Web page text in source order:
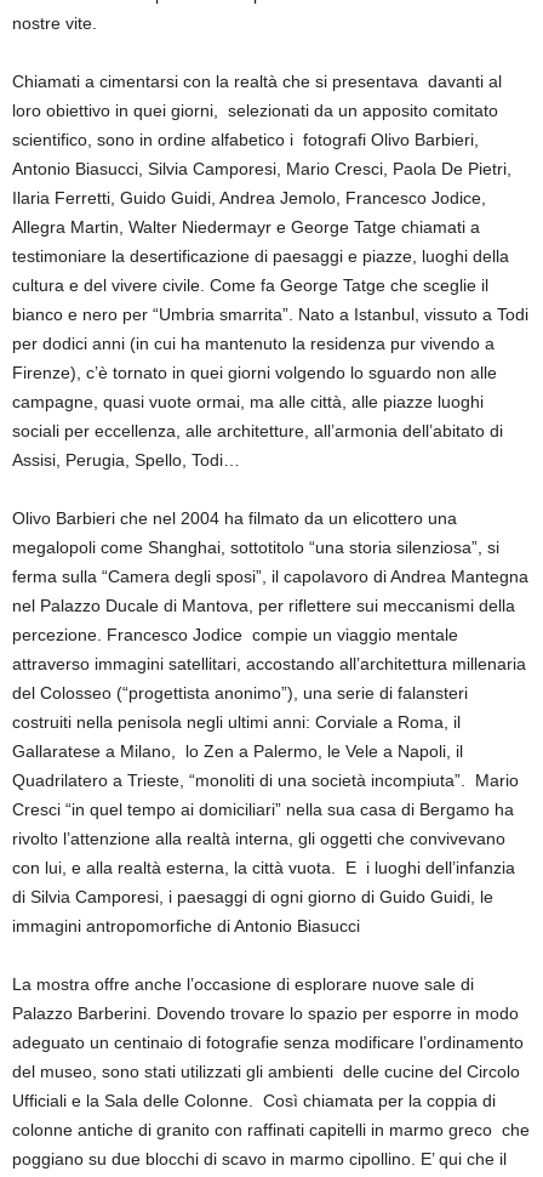
nostre vite.
Chiamati a cimentarsi con la realtà che si presentava davanti al
loro obiettivo in quei giorni, selezionati da un apposito comitato
scientifico, sono in ordine alfabetico i fotografi Olivo Barbieri,
Antonio Biasucci, Silvia Camporesi, Mario Cresci, Paola De Pietri,
Ilaria Ferretti, Guido Guidi, Andrea Jemolo, Francesco Jodice,
Allegra Martin, Walter Niedermayr e George Tatge chiamati a
testimoniare la desertificazione di paesaggi e piazze, luoghi della
cultura e del vivere civile. Come fa George Tatge che sceglie il
bianco e nero per “Umbria smarrita”. Nato a Istanbul, vissuto a Todi
per dodici anni (in cui ha mantenuto la residenza pur vivendo a
Firenze), c’è tornato in quei giorni volgendo lo sguardo non alle
campagne, quasi vuote ormai, ma alle città, alle piazze luoghi
sociali per eccellenza, alle architetture, all’armonia dell’abitato di
Assisi, Perugia, Spello, Todi…
Olivo Barbieri che nel 2004 ha filmato da un elicottero una
megalopoli come Shanghai, sottotitolo “una storia silenziosa”, si
ferma sulla “Camera degli sposi”, il capolavoro di Andrea Mantegna
nel Palazzo Ducale di Mantova, per riflettere sui meccanismi della
percezione. Francesco Jodice compie un viaggio mentale
attraverso immagini satellitari, accostando all’architettura millenaria
del Colosseo (“progettista anonimo”), una serie di falansteri
costruiti nella penisola negli ultimi anni: Corviale a Roma, il
Gallaratese a Milano, lo Zen a Palermo, le Vele a Napoli, il
Quadrilatero a Trieste, “monoliti di una società incompiuta”. Mario
Cresci “in quel tempo ai domiciliari” nella sua casa di Bergamo ha
rivolto l’attenzione alla realtà interna, gli oggetti che convivevano
con lui, e alla realtà esterna, la città vuota. E i luoghi dell’infanzia
di Silvia Camporesi, i paesaggi di ogni giorno di Guido Guidi, le
immagini antropomorfiche di Antonio Biasucci
La mostra offre anche l’occasione di esplorare nuove sale di
Palazzo Barberini. Dovendo trovare lo spazio per esporre in modo
adeguato un centinaio di fotografie senza modificare l’ordinamento
del museo, sono stati utilizzati gli ambienti delle cucine del Circolo
Ufficiali e la Sala delle Colonne. Così chiamata per la coppia di
colonne antiche di granito con raffinati capitelli in marmo greco che
poggiano su due blocchi di scavo in marmo cipollino. E’ qui che il